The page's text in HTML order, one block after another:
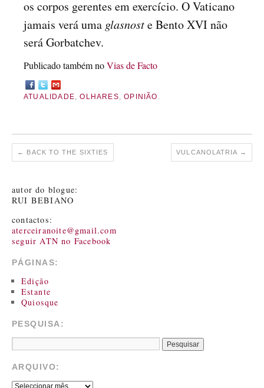
os corpos gerentes em exercício. O Vaticano
jamais verá uma glasnoste Bento XVI não
será Gorbatchev.
Publicado também noVias de Facto
ATUALIDADE,OLHARES,OPINIÃO .
← BACK TO THE SIXTIES VULCANOLATRIA →
autor do blogue:
RUI BEBIANO
contactos:
aterceiranoite@gmail.com
seguir ATN no Facebook
PÁGINAS:
Edição
Estante
Quiosque
PESQUISA:
ARQUIVO: